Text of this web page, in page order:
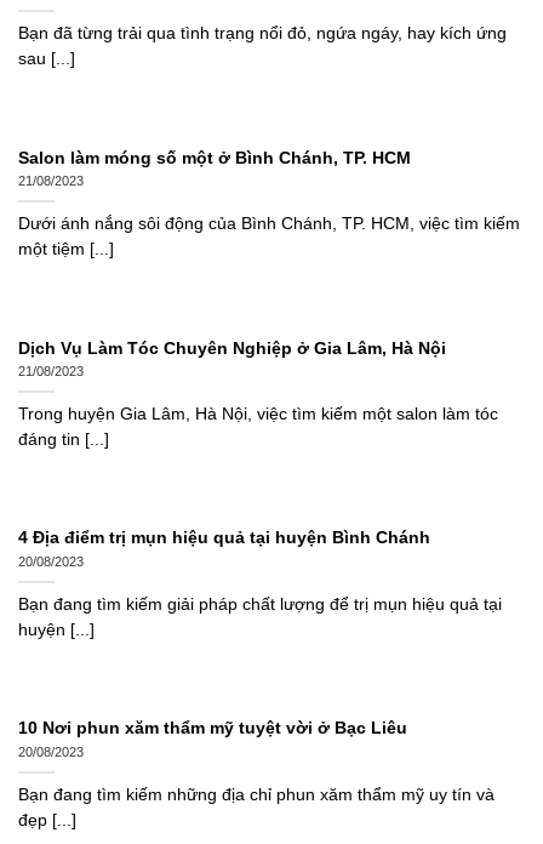
Bạn đã từng trải qua tình trạng nổi đỏ, ngứa ngáy, hay kích ứng
sau [...]
Salon làm móng số một ở Bình Chánh, TP. HCM
21/08/2023
Dưới ánh nắng sôi động của Bình Chánh, TP. HCM, việc tìm kiếm
một tiệm [...]
Dịch Vụ Làm Tóc Chuyên Nghiệp ở Gia Lâm, Hà Nội
21/08/2023
Trong huyện Gia Lâm, Hà Nội, việc tìm kiếm một salon làm tóc
đáng tin [...]
4 Địa điểm trị mụn hiệu quả tại huyện Bình Chánh
20/08/2023
Bạn đang tìm kiếm giải pháp chất lượng để trị mụn hiệu quả tại
huyện [...]
10 Nơi phun xăm thẩm mỹ tuyệt vời ở Bạc Liêu
20/08/2023
Bạn đang tìm kiếm những địa chỉ phun xăm thẩm mỹ uy tín và
đẹp [...]